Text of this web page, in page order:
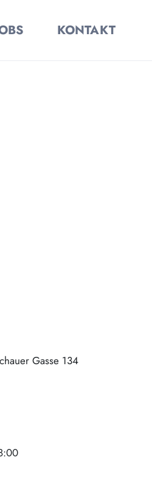
KONTAKT
Gasse 134